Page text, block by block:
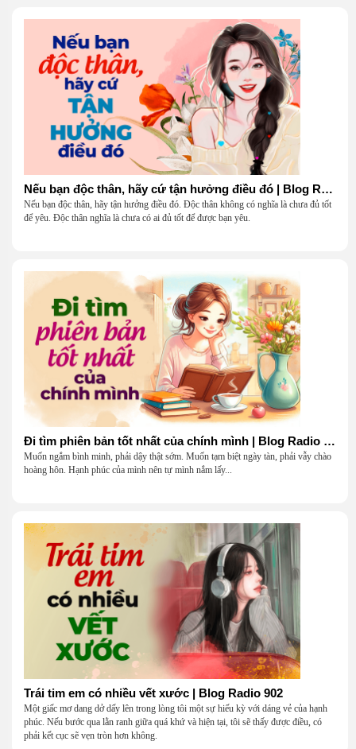
Nếu bạn độc thân, hãy cứ tận hưởng điều đó | Blog Radio 904
Nếu bạn độc thân, hãy tận hưởng điều đó. Độc thân không có nghĩa là chưa đủ tốt
để yêu. Độc thân nghĩa là chưa có ai đủ tốt để được bạn yêu.
Đi tìm phiên bản tốt nhất của chính mình | Blog Radio 903
Muốn ngắm bình minh, phải dậy thật sớm. Muốn tạm biệt ngày tàn, phải vẫy chào
hoàng hôn. Hạnh phúc của mình nên tự mình nắm lấy...
Trái tim em có nhiều vết xước | Blog Radio 902
Một giấc mơ dang dở dấy lên trong lòng tôi một sự hiếu kỳ với dáng vẻ của hạnh
phúc. Nếu bước qua lằn ranh giữa quá khứ và hiện tại, tôi sẽ thấy được điều, có
phải kết cục sẽ vẹn tròn hơn không.